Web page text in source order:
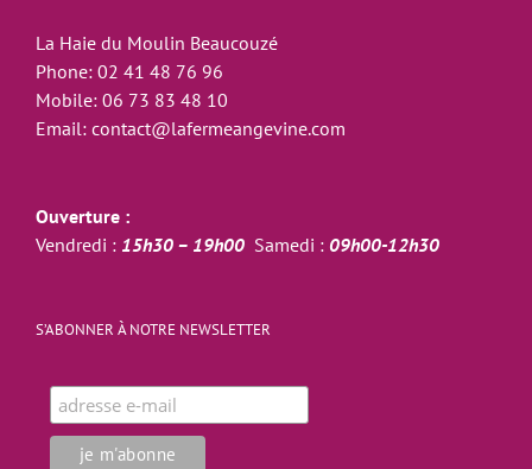
La Haie du Moulin Beaucouzé
Phone: 02 41 48 76 96
Mobile: 06 73 83 48 10
Email: contact@lafermeangevine.com
Ouverture :
Vendredi : 15h30 – 19h00 Samedi : 09h00-12h30
S’ABONNER À NOTRE NEWSLETTER